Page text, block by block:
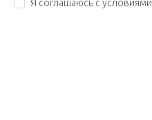
Я соглашаюсь с условиями